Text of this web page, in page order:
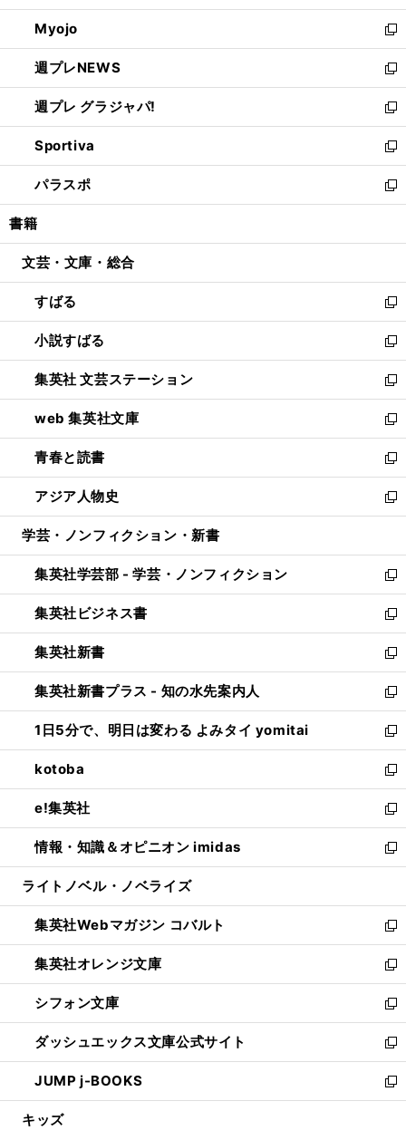
開
く
ウ
で
開
く
ン
ド
ウ
で
開
く
ウ
ィ
ン
ド
ウ
で
開
く
Myojo
新
し
い
ウ
ィ
ン
ド
ウ
で
開
週プレNEWS
新
し
い
ウ
ィ
ン
ド
ウ
開
週プレ グラジャパ!
新
し
い
ウ
ィ
ン
ウ
開
く
Sportiva
新
し
い
ウ
ン
ウ
で
開
く
パラスポ
新
し
ウ
ン
ド
ウ
で
開
く
書籍
文芸・文庫・総合
すばる
新
し
い
ウ
ィ
ン
ド
ウ
で
開
く
小説すばる
新
し
い
ウ
ィ
ン
ド
ウ
で
開
集英社 文芸ステーション
新
し
い
ウ
ィ
ン
ド
ウ
開
く
web 集英社文庫
新
し
い
ウ
ィ
ン
ウ
で
開
く
青春と読書
新
し
い
ウ
ン
ド
ウ
で
開
く
アジア人物史
新
し
ウ
ィ
ン
ド
ウ
で
開
く
学芸・ノンフィクション・新書
集英社学芸部 - 学芸・ノンフィクション
新
し
い
ウ
ィ
ン
ド
ウ
で
開
く
集英社ビジネス書
新
し
い
ウ
ィ
ン
ド
ウ
で
開
く
集英社新書
新
し
い
ウ
ィ
ン
ド
ウ
で
開
く
集英社新書プラス - 知の水先案内人
新
し
い
ウ
ィ
ン
ド
ウ
で
開
1日5分で、明日は変わる よみタイ yomitai
新
し
い
ウ
ィ
ン
ド
ウ
開
く
kotoba
新
し
い
ウ
ィ
ン
ウ
で
開
く
e!集英社
新
し
い
ウ
ン
ド
ウ
で
開
く
情報・知識＆オピニオン imidas
新
し
ウ
ィ
ン
ド
ウ
で
開
く
ライトノベル・ノベライズ
集英社Webマガジン コバルト
新
し
い
ウ
ィ
ン
ド
ウ
で
開
集英社オレンジ文庫
新
し
い
ウ
ィ
ン
ド
ウ
シフォン文庫
新
し
い
ウ
ィ
ン
ダッシュエックス文庫公式サイト
新
し
い
ウ
JUMP j-BOOKS
新
し
キッズ